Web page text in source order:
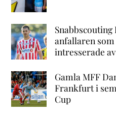
Snabbscouting
anfallaren som
intresserade av
Gamla MFF
Frankfurt i
Cup